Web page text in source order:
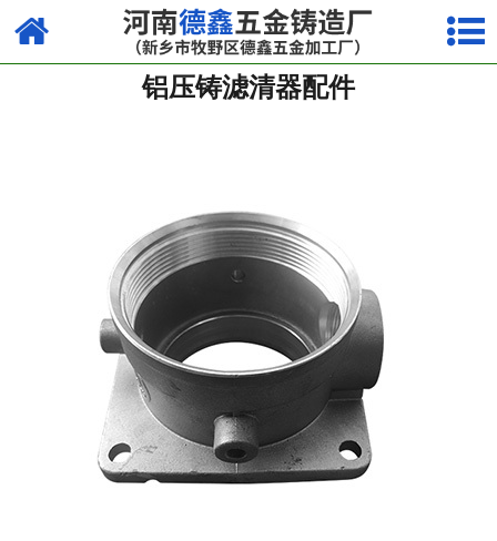
网站首页
镁合金压铸系列
其他
铝压铸滤清器配件